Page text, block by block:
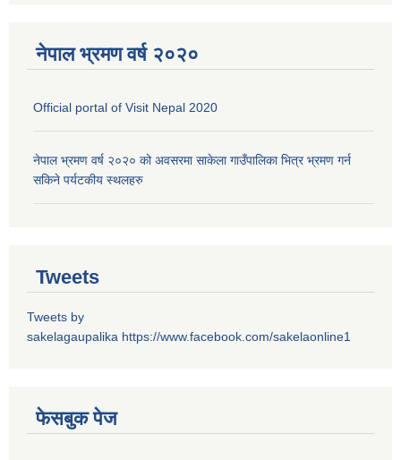
नेपाल भ्रमण वर्ष २०२०
Official portal of Visit Nepal 2020
नेपाल भ्रमण वर्ष २०२० को अवसरमा साकेला गाउँपालिका भित्र भ्रमण गर्न
सकिने पर्यटकीय स्थलहरु
Tweets
Tweets by
sakelagaupalika https://www.facebook.com/sakelaonline1
फेसबुक पेज